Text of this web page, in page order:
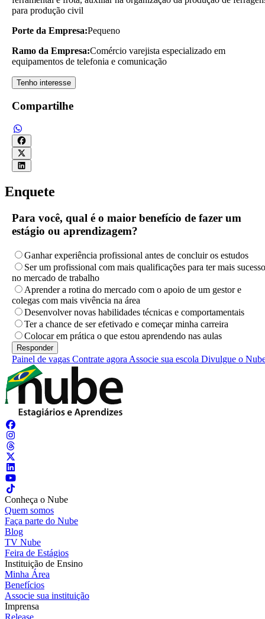
para produção civil
Porte da Empresa:Pequeno
Ramo da Empresa:Comércio varejista especializado em
equipamentos de telefonia e comunicação
Tenho interesse
Compartilhe
Enquete
Para você, qual é o maior benefício de fazer um
estágio ou aprendizagem?
Ganhar experiência profissional antes de concluir os estudos
Ser um profissional com mais qualificações para ter mais sucesso
no mercado de trabalho
Aprender a rotina do mercado com o apoio de um gestor e
colegas com mais vivência na área
Desenvolver novas habilidades técnicas e comportamentais
Ter a chance de ser efetivado e começar minha carreira
Colocar em prática o que estou aprendendo nas aulas
Painel de vagas Contrate agora Associe sua escola Divulgue o
Conheça o Nube
Quem somos
Faça parte do Nube
Blog
TV Nube
Feira de Estágios
Instituição de Ensino
Minha Área
Benefícios
Associe sua instituição
Imprensa
Release